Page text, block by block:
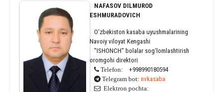
NAFASOV DILMUROD
ESHMURADOVICH
O‘zbekiston kasaba uyushmalarining
Navoiy viloyat Kengashi
"ISHONCH" bolalar sog‘lomlashtirish
oromgohi direktori
Telefon: +998990180594
Telegram bot: nvkasaba
Elektron pochta: